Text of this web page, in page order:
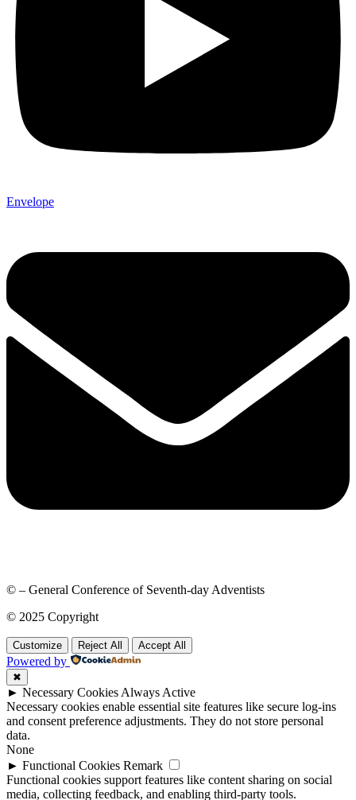
Envelope
© – General Conference of Seventh-day Adventists
© 2025 Copyright
Customize Reject All Accept All
Powered by
✖
► Necessary Cookies Always Active
Necessary cookies enable essential site features like secure log-ins
and consent preference adjustments. They do not store personal
data.
None
► Functional Cookies Remark
Functional cookies support features like content sharing on social
media, collecting feedback, and enabling third-party tools.